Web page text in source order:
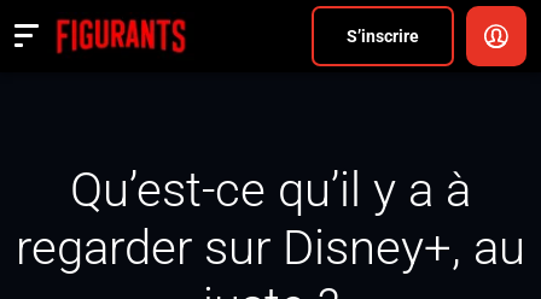
S’inscrire
Actualités
FAQ
Qu’est-ce qu’il y a à
regarder sur Disney+, au